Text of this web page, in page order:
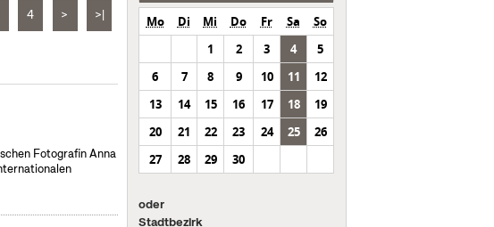
4 > >|
Fotografin Anna
Mo Di Mi Do Fr Sa
So
1
2 3 4
5
6
7 8 9 10 11
12
13
14 15 16 17 18
19
20
21 22 23 24 25
26
27
28 29 30
oder
Stadtbezirk